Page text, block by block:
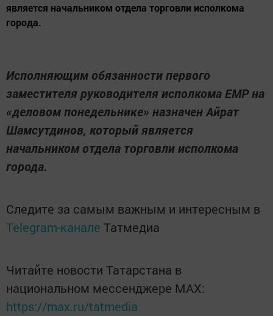
является начальником отдела торговли исполкома
города.
Исполняющим обязанности первого
заместителя руководителя исполкома ЕМР на
«деловом понедельнике» назначен Айрат
Шамсутдинов, который является
начальником отдела торговли исполкома
города.
Следите за самым важным и интересным в
Telegram-канале Татмедиа
Читайте новости Татарстана в
национальном мессенджере MАХ:
https://max.ru/tatmedia